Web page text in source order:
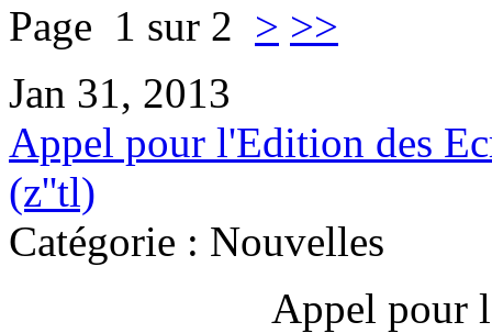
Page 1 sur 2 > >>
Jan 31, 2013
Appel pour l'Edition des
(z''tl)
Catégorie : Nouvelles
Appel pour